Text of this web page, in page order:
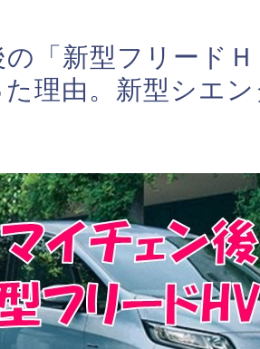
「新型フリード
理由。新型シエ